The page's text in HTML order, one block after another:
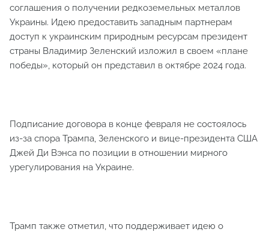
соглашения о получении редкоземельных металлов
Украины. Идею предоставить западным партнерам
доступ к украинским природным ресурсам президент
страны Владимир Зеленский изложил в своем «плане
победы», который он представил в октябре 2024 года.
Подписание договора в конце февраля не состоялось
из-за спора Трампа, Зеленского и вице-президента США
Джей Ди Вэнса по позиции в отношении мирного
урегулирования на Украине.
Трамп также отметил, что поддерживает идею о